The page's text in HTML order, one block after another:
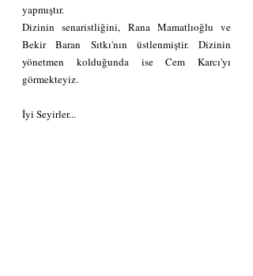
yapmıştır.
Dizinin senaristliğini, Rana Mamatlıoğlu ve
Bekir Baran Sıtkı'nın üstlenmiştir. Dizinin
yönetmen kolduğunda ise Cem Karcı'yı
görmekteyiz.
İyi Seyirler...